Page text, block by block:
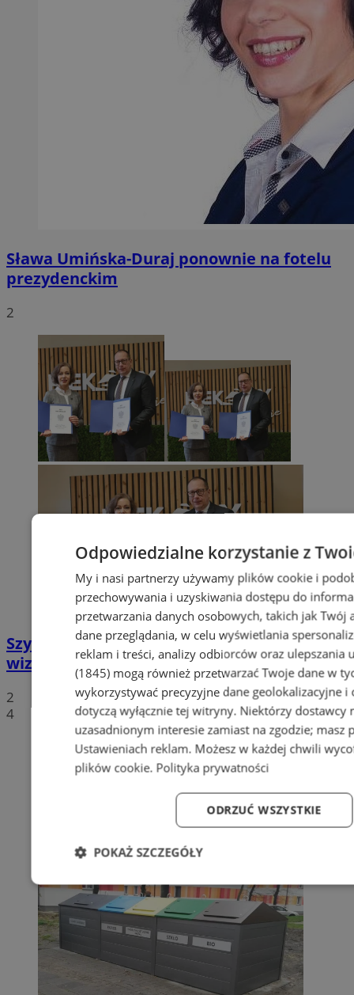
Sława Umińska-Duraj ponownie na fotelu
prezydenckim
2
Szyb Julian w rękach miasta – nowa
wizytówka Piekar Śląskich
2
4
Odpowiedzialne korzystanie z
My i nasi partnerzy używamy plików cookie i
przechowywania i uzyskiwania dostępu do
przetwarzania danych osobowych, takich jak
dane przeglądania, w celu wyświetlania
reklam i treści, analizy odbiorców oraz ulepszania
(1845)mogą również przetwarzać Twoje dane w
wykorzystywać precyzyjne dane geolokalizacyjne
dotyczą wyłącznie tej witryny. Niektórzy dostawcy
uzasadnionym interesie zamiast na zgodzie; masz
Ustawieniach reklam. Możesz w każdej chwili
plików cookie. Polityka prywatności
ODRZUĆ WSZYSTKIE
POKAŻ SZCZEGÓŁY
Niezbędne Wydajność Targetowanie